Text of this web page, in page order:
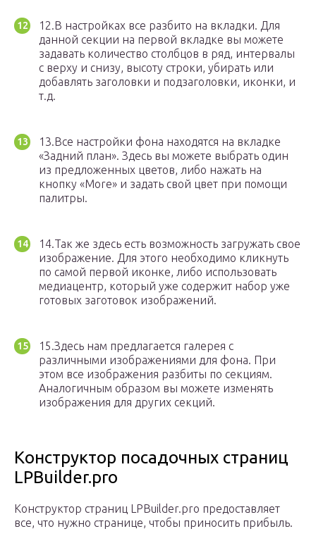
12.В настройках все разбито на вкладки. Для
данной секции на первой вкладке вы можете
задавать количество столбцов в ряд, интервалы
с верху и снизу, высоту строки, убирать или
добавлять заголовки и подзаголовки, иконки, и
т.д.
13.Все настройки фона находятся на вкладке
«Задний план». Здесь вы можете выбрать один
из предложенных цветов, либо нажать на
кнопку «More» и задать свой цвет при помощи
палитры.
14.Так же здесь есть возможность загружать свое
изображение. Для этого необходимо кликнуть
по самой первой иконке, либо использовать
медиацентр, который уже содержит набор уже
готовых заготовок изображений.
15.Здесь нам предлагается галерея с
различными изображениями для фона. При
этом все изображения разбиты по секциям.
Аналогичным образом вы можете изменять
изображения для других секций.
Конструктор посадочных страниц
LPBuilder.pro
Конструктор страниц LPBuilder.pro предоставляет
все, что нужно странице, чтобы приносить прибыль.